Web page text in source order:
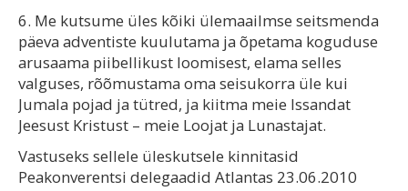
6. Me kutsume üles kõiki ülemaailmse seitsmenda
päeva adventiste kuulutama ja õpetama koguduse
arusaama piibellikust loomisest, elama selles
valguses, rõõmustama oma seisukorra üle kui
Jumala pojad ja tütred, ja kiitma meie Issandat
Jeesust Kristust – meie Loojat ja Lunastajat.
Vastuseks sellele üleskutsele kinnitasid
Peakonverentsi delegaadid Atlantas 23.06.2010